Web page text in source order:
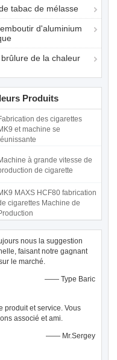
tabac de mélasse
d'aluminium
de la chaleur
Produits
des cigarettes
et machine se
à grande vitesse de
de cigarette
MAXS HCF80 fabrication
cigarettes Machine de
nous la suggestion
faisant notre gagnant
le marché.
—— Type Baric
produit et service. Vous
associé et ami.
—— Mr.Sergey